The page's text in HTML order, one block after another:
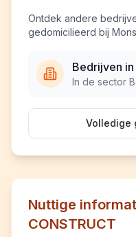
Ontdek andere
gedomicilieerd bij
Bedrijven
In de sector
Volledige
Nuttige
CONSTRUCT